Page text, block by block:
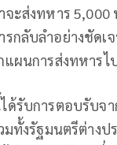
จะส่งทหาร 5,000
กลับลำอย่างชัดเ
แผนการส่งทหาร
ด้รับการตอบรับจา
มทั้งรัฐมนตรีต่างป